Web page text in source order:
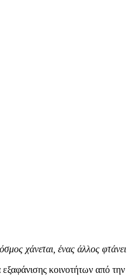
χάνεται, ένας άλλος φτάνει
κοινοτήτων από την